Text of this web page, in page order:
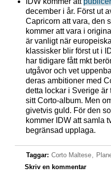
december i år. Först ut
Capricorn att vara, den
kommer att vara i
är vanligt när
klassisker blir först ut i
har tidigare fått mkt
utgåvor och vet
deras ambitioner med
detta lockar i Sverige
sitt Corto-album. Men
givetvis guld. För den
kommer IDW att samla
begränsad upplaga.
Taggar: Corto Maltese,
Skriv en kommentar